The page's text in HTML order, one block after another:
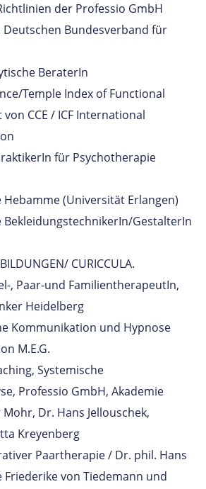
der Professio GmbH
Bundesverband für
BeraterIn
Temple Index of Functional
CCE / ICF International
für Psychotherapie
(Universität Erlangen)
GestalterIn
CURICCULA.
, Paar-und FamilientherapeutIn,
Heidelberg
Kommunikation und Hypnose
M.E.G.
Systemische
Professio GmbH, Akademie
Dr. Hans Jellouschek,
Kreyenberg
Paartherapie / Dr. phil. Hans
Friederike von Tiedemann und